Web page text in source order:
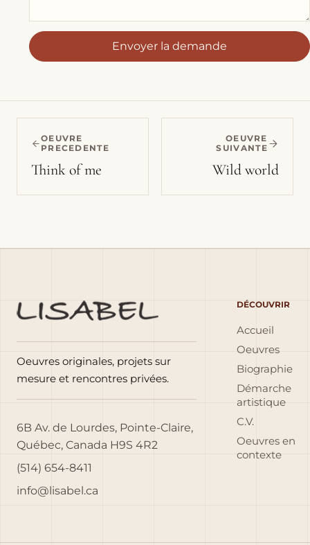
Envoyer la demande
OEUVRE
PRECEDENTE
Think of me
OEUVRE
SUIVANTE
Wild world
Oeuvres originales, projets sur
mesure et rencontres privées.
6B Av. de Lourdes, Pointe-Claire,
Québec, Canada H9S 4R2
(514) 654-8411
info@lisabel.ca
DÉCOUVRIR
Accueil
Oeuvres
Biographie
Démarche
artistique
C.V.
Oeuvres en
contexte